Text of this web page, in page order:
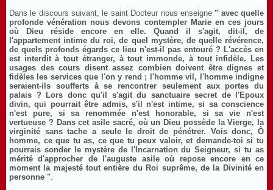
Dans le discours suivant, le saint Docteur nous enseigne " avec quelle
profonde vénération nous devons contempler Marie en ces jours
où Dieu réside encore en elle. Quand il s'agit, dit-il, de
l'appartement intime du roi, de quel mystère, de quelle révérence,
de quels profonds égards ce lieu n'est-il pas entouré ? L'accès en
est interdit à tout étranger, à tout immonde, à tout infidèle. Les
usages des cours disent assez combien doivent être dignes et
fidèles les services que l'on y rend ; l'homme vil, l'homme indigne
seraient-ils soufferts à se rencontrer seulement aux portes du
palais ? Lors donc qu'il s'agit du sanctuaire secret de l'Epoux
divin, qui pourrait être admis, s'il n'est intime, si sa conscience
n'est pure, si sa renommée n'est honorable, si sa vie n'est
vertueuse ? Dans cet asile sacré, où un Dieu possède la Vierge, la
virginité sans tache a seule le droit de pénétrer. Vois donc, Ô
homme, ce que tu as, ce que tu peux valoir, et demande-toi si tu
pourrais sonder le mystère de l'Incarnation du Seigneur, si tu as
mérité d'approcher de l'auguste asile où repose encore en ce
moment la majesté tout entière du Roi suprême, de la Divinité en
personne ".